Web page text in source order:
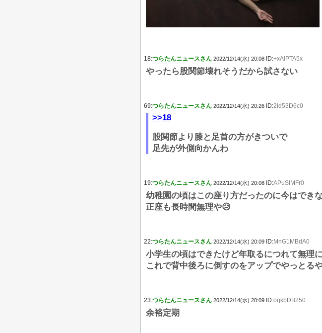
18:つらたんニュースさん 2022/12/14(水) 20:08 ID:+xAlPTA5x
やったら股関節壊れそうだから試さない
69:つらたんニュースさん 2022/12/14(水) 20:26 ID:2ld53D6c0
>>18
股関節より膝と足首の方がきついで
足先が外側向かんわ
19:つらたんニュースさん 2022/12/14(水) 20:08 ID:APuSIMFr0
幼稚園の頃はこの座り方だったのに今はでき
正座も長時間無理や😥
22:つらたんニュースさん 2022/12/14(水) 20:09 ID:MnG1MBdA0
小学生の頃はできたけど年取るにつれて無理
これで背中後ろに倒すのをアップでやっとる
23:つらたんニュースさん 2022/12/14(水) 20:09 ID:oqkbDB250
余裕定期